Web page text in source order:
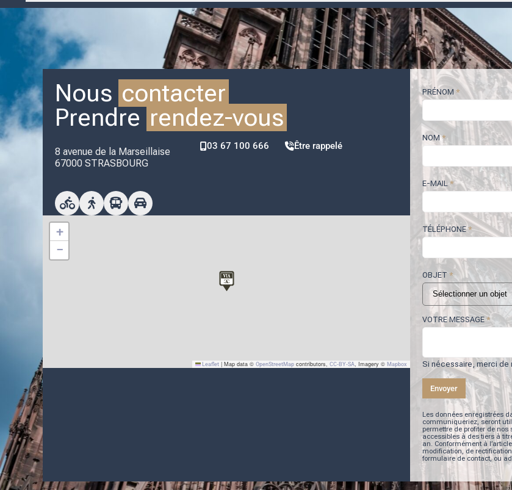
Nous contacter
Prendre rendez-vous
8 avenue de la Marseillaise
67000 STRASBOURG
03 67 100 666 Être rappelé
+
−
Leaflet | Map data © OpenStreetMap contributors, CC-BY-SA , Imagery © Mapbox
PRÉNOM *
NOM*
E-MAIL*
TÉLÉPHONE*
OBJET *
VOTRE MESSAGE *
Si nécessaire, merci de
Envoyer
Les données enregistrées
communiqueriez, seront
permettre de profiter de
accessibles à des tiers à
an. Conformément à
modification, de
formulaire de contact, ou